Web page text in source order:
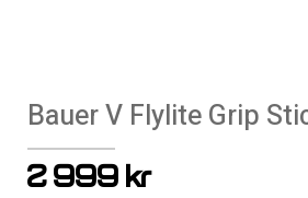
Bauer V Flylite Grip
2 999 kr